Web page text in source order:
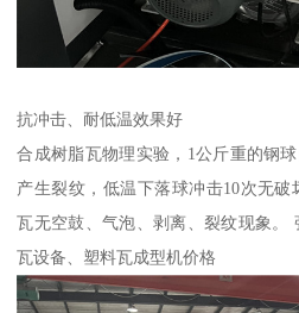
抗冲击、耐低温效果好
合成树脂瓦物理实验，1公斤重的钢
产生裂纹，低温下落球冲击10次无
瓦无空鼓、气泡、剥离、裂纹现象。
瓦设备、塑料瓦成型机价格